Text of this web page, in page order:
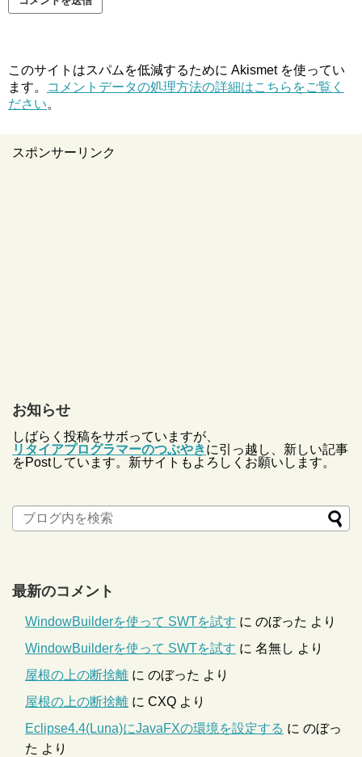
このサイトはスパムを低減するために Akismet を使ってい
ます。
コメントデータの処理方法の詳細はこちらをご覧く
ださい。
スポンサーリンク
お知らせ
しばらく投稿をサボっていますが、
リタイアプログラマーのつぶやきに引っ越し、新しい記事
をPostしています。新サイトもよろしくお願いします。
最新のコメント
WindowBuilderを使って SWTを試す に のぼった より
WindowBuilderを使って SWTを試す に 名無し より
屋根の上の断捨離 に のぼった より
屋根の上の断捨離 に CXQ より
Eclipse4.4(Luna)にJavaFXの環境を設定する に のぼっ
た より